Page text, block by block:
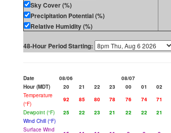
Sky Cover (%)
Precipitation Potential (%)
Relative Humidity (%)
48-Hour Period Starting:
Date 08/06
08/07
Hour (MDT)
20 21 22 23 00 01 02
Temperature
(°F)
92 85 80 78 76 74 71
Dewpoint (°F)
25 22 23 21 22 22 21
Wind Chill (°F)
Surface Wind